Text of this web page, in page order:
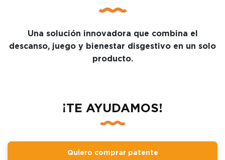
Una solución innovadora que combina el
descanso, juego y bienestar disgestivo en un solo
producto.
¡TE AYUDAMOS!
Quiero comprar patente